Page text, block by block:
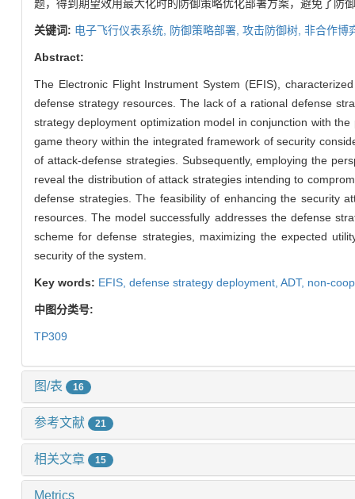
题，得到期望效用最大化时的防御策略优化部署方案，避免了防
关键词: 电子飞行仪表系统, 防御策略部署, 攻击防御树, 非合作博
Abstract:
The Electronic Flight Instrument System (EFIS),
defense strategy resources. The lack of a rational defense
strategy deployment optimization model in conjunction with
game theory within the integrated framework of security
of attack-defense strategies. Subsequently, employing the
reveal the distribution of attack strategies intending to
defense strategies. The feasibility of enhancing the security
resources. The model successfully addresses the defense
scheme for defense strategies, maximizing the expected
security of the system.
Key words: EFIS, defense strategy deployment, ADT, non-
中图分类号:
TP309
图/表 16
参考文献 21
相关文章 15
Metrics